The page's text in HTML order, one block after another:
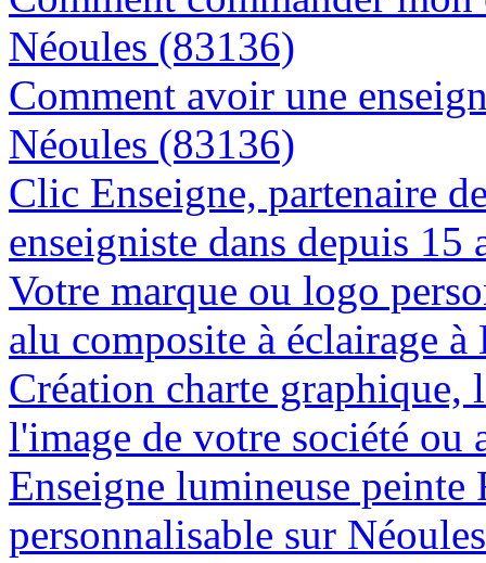
Néoules (83136)
Comment avoir une
Néoules (83136)
Clic Enseigne, partenaire
enseigniste dans depuis 15
Votre marque ou logo
alu composite à éclairage
Création charte graphique,
l'image de votre société
Enseigne lumineuse
personnalisable sur